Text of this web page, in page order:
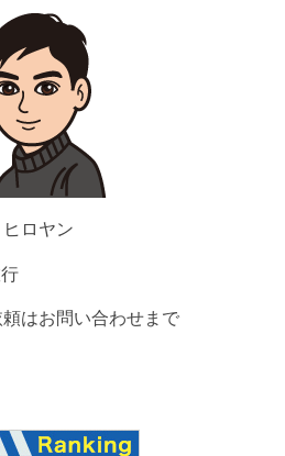
ヒロヤン
はお問い合わせまで